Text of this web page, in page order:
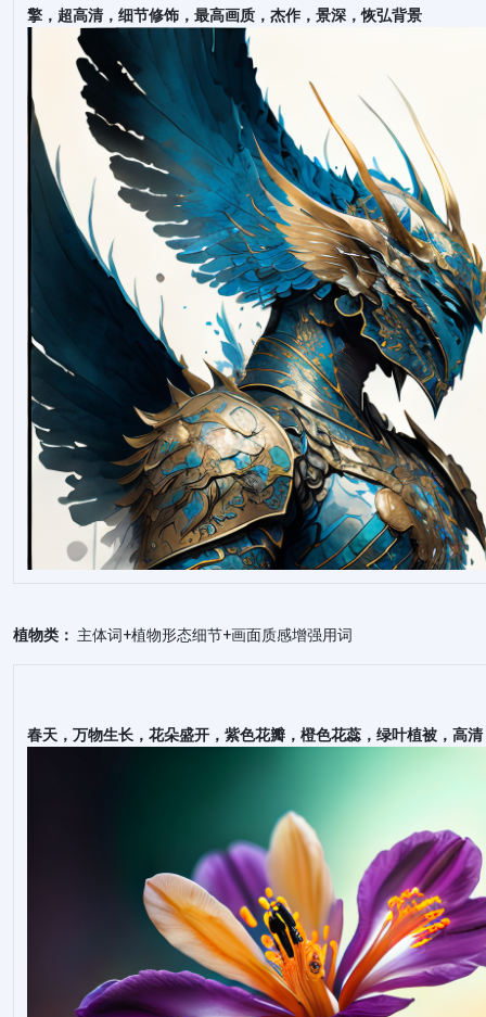
擎，超高清，细节修饰，最高画质，杰作，景深，恢弘背景
植物类： 主体词+植物形态细节+画面质感增强用词
春天，万物生长，花朵盛开，紫色花瓣，橙色花蕊，绿叶植被，高清